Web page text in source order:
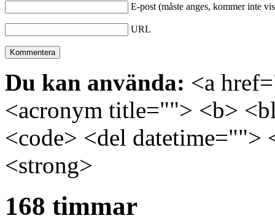
E-post (måste anges, kommer inte
URL
Du kan använda: <a
<acronym title=""> <b>
<code> <del
<strong>
168 timmar